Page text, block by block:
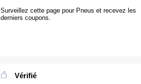
Surveillez cette page pour Pneus et recevez les
derniers coupons.
Vérifié